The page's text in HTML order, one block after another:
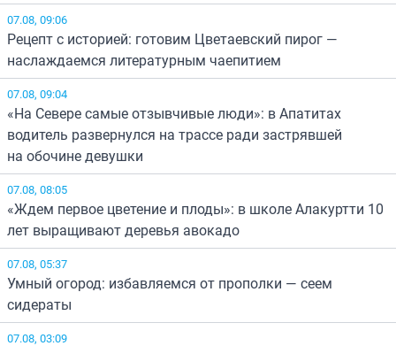
07.08, 09:06
Рецепт с историей: готовим Цветаевский пирог —
наслаждаемся литературным чаепитием
07.08, 09:04
«На Севере самые отзывчивые люди»: в Апатитах
водитель развернулся на трассе ради застрявшей
на обочине девушки
07.08, 08:05
«Ждем первое цветение и плоды»: в школе Алакуртти 10
лет выращивают деревья авокадо
07.08, 05:37
Умный огород: избавляемся от прополки — сеем
сидераты
07.08, 03:09